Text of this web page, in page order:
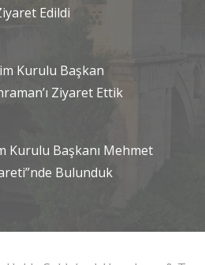
Edildi
Kurulu Başkan
Ziyaret Ettik
Kurulu Başkanı Mehmet
Bulunduk